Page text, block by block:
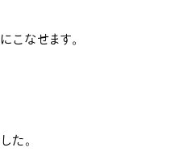
なせます。
た。